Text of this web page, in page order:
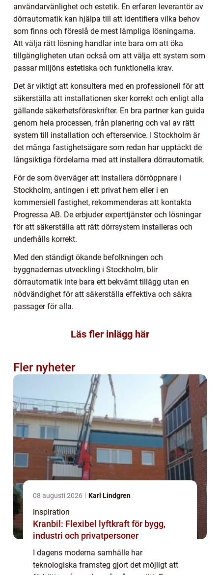
användarvänlighet och estetik. En erfaren leverantör av
dörrautomatik kan hjälpa till att identifiera vilka behov
som finns och föreslå de mest lämpliga lösningarna.
Att välja rätt lösning handlar inte bara om att öka
tillgängligheten utan också om att välja ett system som
passar miljöns estetiska och funktionella krav.
Det är viktigt att konsultera med en professionell för att
säkerställa att installationen sker korrekt och enligt alla
gällande säkerhetsföreskrifter. En bra partner kan guida
genom hela processen, från planering och val av rätt
system till installation och efterservice. I Stockholm är
det många fastighetsägare som redan har upptäckt de
långsiktiga fördelarna med att installera dörrautomatik.
För de som överväger att installera dörröppnare i
Stockholm, antingen i ett privat hem eller i en
kommersiell fastighet, rekommenderas att kontakta
Progressa AB. De erbjuder experttjänster och lösningar
för att säkerställa att rätt dörrsystem installeras och
underhålls korrekt.
Med den ständigt ökande befolkningen och
byggnadernas utveckling i Stockholm, blir
dörrautomatik inte bara ett bekvämt tillägg utan en
nödvändighet för att säkerställa effektiva och säkra
passager för alla.
Läs fler inlägg här
Fler nyheter
08 augusti 2026 Karl Lindgren
inspiration
Kranbil: Flexibel lyftkraft för bygg,
industri och privatpersoner
I dagens moderna samhälle har
teknologiska framsteg gjort det möjligt att